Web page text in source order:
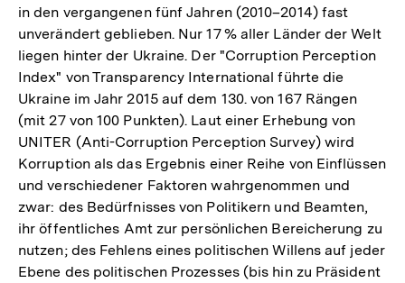
in den vergangenen fünf Jahren (2010–2014) fast
unverändert geblieben. Nur 17 % aller Länder der Welt
liegen hinter der Ukraine. Der "Corruption Perception
Index" von Transparency International führte die
Ukraine im Jahr 2015 auf dem 130. von 167 Rängen
(mit 27 von 100 Punkten). Laut einer Erhebung von
UNITER (Anti-Corruption Perception Survey) wird
Korruption als das Ergebnis einer Reihe von Einflüssen
und verschiedener Faktoren wahrgenommen und
zwar: des Bedürfnisses von Politikern und Beamten,
ihr öffentliches Amt zur persönlichen Bereicherung zu
nutzen; des Fehlens eines politischen Willens auf jeder
Ebene des politischen Prozesses (bis hin zu Präsident